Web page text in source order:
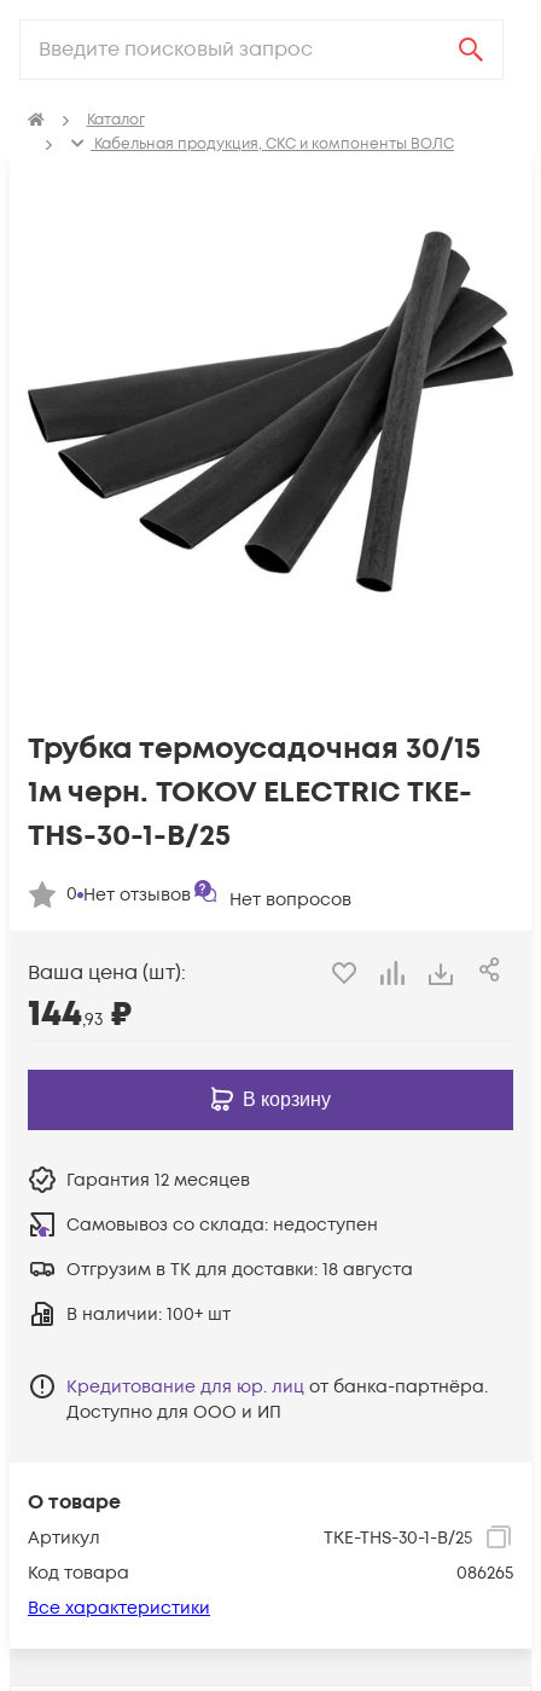
Каталог
Кабельная продукция, СКС и компоненты ВОЛС
О товаре
Артикул
TKE-THS-30-1-B/25
Код товара
086265
Все характеристики
Трубка термоусадочная 30/15
1м черн. TOKOV ELECTRIC TKE-
THS-30-1-B/25
0 Нет отзывов Нет вопросов
Ваша цена (шт):
144,93 ₽
В корзину
Гарантия 12 месяцев
Самовывоз со склада: недоступен
Отгрузим в ТК для доставки: 18 августа
В наличии: 100+ шт
Кредитование для юр. лиц от банка-партнёра.
Доступно для ООО и ИП